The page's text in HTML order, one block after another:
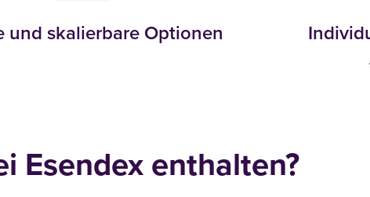
und skalierbare Optionen
Esendex enthalten?